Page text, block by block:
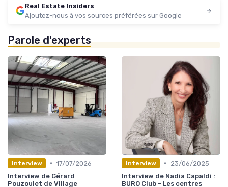
Real Estate Insiders
Ajoutez-nous à vos sources préférées sur Google
Parole d'experts
Interview • 17/07/2026
Interview de Gérard
Pouzoulet de Village
Interview •
23/06/2025
Interview de Nadia Capaldi :
BURO Club - Les centres